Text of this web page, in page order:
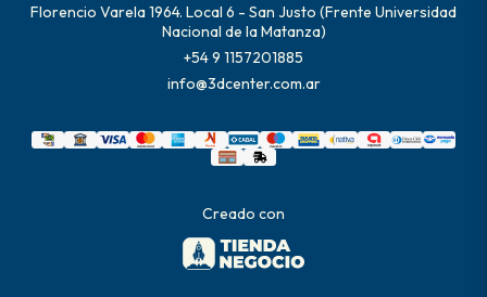
Florencio Varela 1964. Local 6 - San Justo (Frente Universidad
Nacional de la Matanza)
+54 9 1157201885
info@3dcenter.com.ar
Creado con